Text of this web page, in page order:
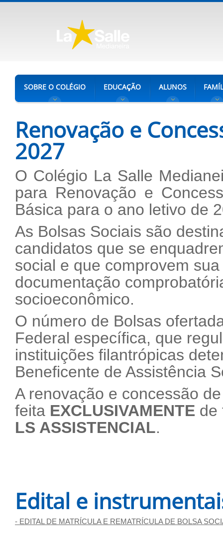
SOBRE O COLÉGIO EDUCAÇÃO ALUNOS
Renovação e
2027
O Colégio La Salle
para Renovação e
Básica para o ano letivo de
As Bolsas Sociais são
candidatos que se
social e que comprovem
documentação
socioeconômico.
O número de Bolsas
Federal específica, que
instituições filantrópicas
Beneficente de Assistência
A renovação e concessão
feita EXCLUSIVAMENTE de
LS ASSISTENCIAL.
Edital e
- EDITAL DE MATRÍCULA E REMATRÍCULA DE BOLSA